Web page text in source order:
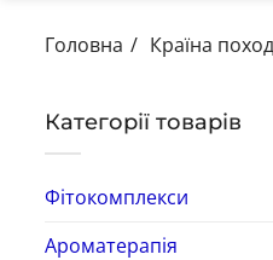
Головна / Країна
Категорії товарів
Фітокомплекси
Ароматерапія